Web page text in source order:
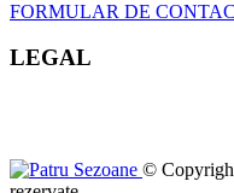
FORMULAR DE
LEGAL
©